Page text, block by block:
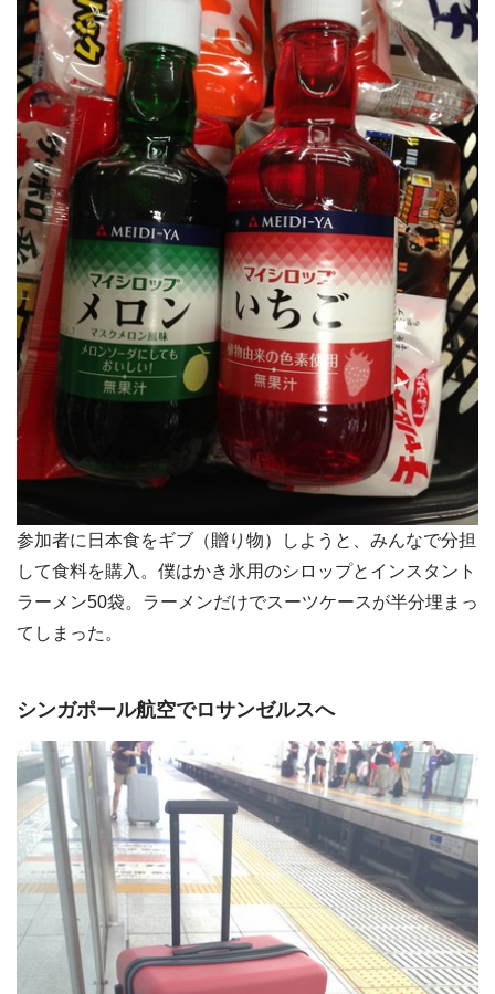
参加者に日本食をギブ（贈り物）しようと、みんなで分担
して食料を購入。僕はかき氷用のシロップとインスタント
ラーメン50袋。ラーメンだけでスーツケースが半分埋まっ
てしまった。
シンガポール航空でロサンゼルスへ